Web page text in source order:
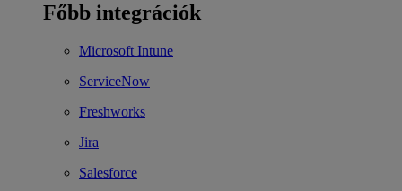
Főbb integrációk
Microsoft Intune
ServiceNow
Freshworks
Jira
Salesforce